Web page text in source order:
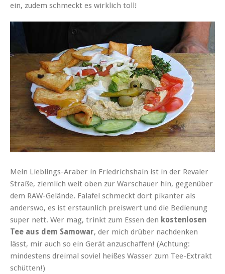
ein, zudem schmeckt es wirklich toll!
Mein Lieblings-Araber in Friedrichshain ist in der Revaler
Straße, ziemlich weit oben zur Warschauer hin, gegenüber
dem RAW-Gelände. Falafel schmeckt dort pikanter als
anderswo, es ist erstaunlich preiswert und die Bedienung
super nett. Wer mag, trinkt zum Essen den kostenlosen
Tee aus dem Samowar, der mich drüber nachdenken
lässt, mir auch so ein Gerät anzuschaffen! (Achtung:
mindestens dreimal soviel heißes Wasser zum Tee-Extrakt
schütten!)